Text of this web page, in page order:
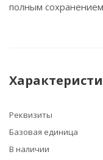
полным
Реквизиты
Базовая единица
В наличии